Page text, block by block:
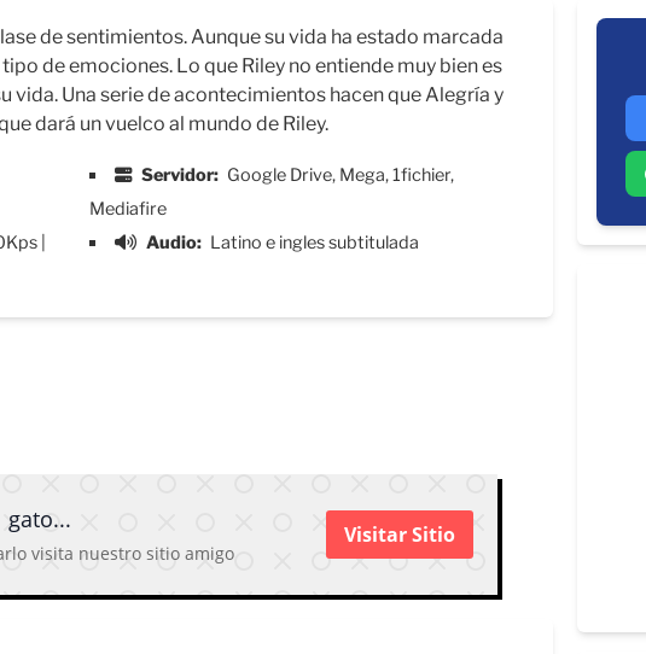
de sentimientos. Aunque su vida ha estado marcada
de emociones. Lo que Riley no entiende muy bien es
vida. Una serie de acontecimientos hacen que Alegría y
dará un vuelco al mundo de Riley.
|
Servidor: Google Drive, Mega, 1fichier,
Mediafire
Audio: Latino e ingles subtitulada
gato...
visita nuestro sitio amigo
Visitar Sitio